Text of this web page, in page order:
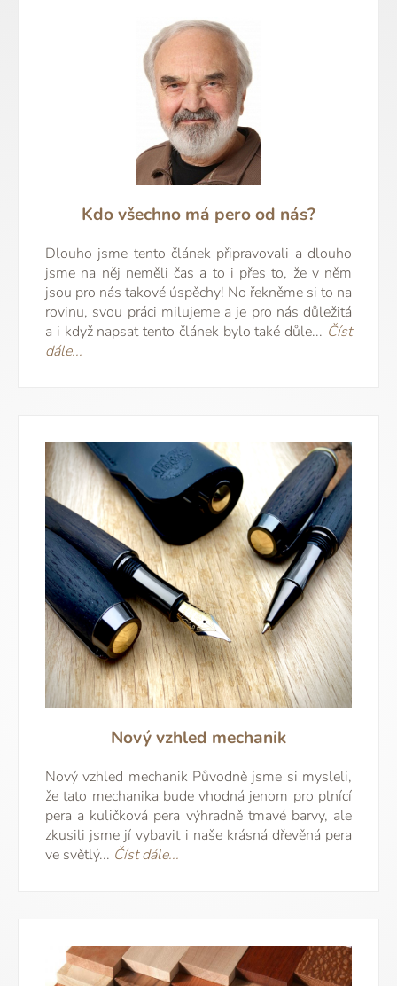
Kdo všechno má pero od nás?
Dlouho jsme tento článek připravovali a dlouho
jsme na něj neměli čas a to i přes to, že v něm
jsou pro nás takové úspěchy! No řekněme si to na
rovinu, svou práci milujeme a je pro nás důležitá
a i když napsat tento článek bylo také důle... Číst
dále...
Nový vzhled mechanik
Nový vzhled mechanik Původně jsme si mysleli,
že tato mechanika bude vhodná jenom pro plnící
pera a kuličková pera výhradně tmavé barvy, ale
zkusili jsme jí vybavit i naše krásná dřevěná pera
ve světlý... Číst dále...